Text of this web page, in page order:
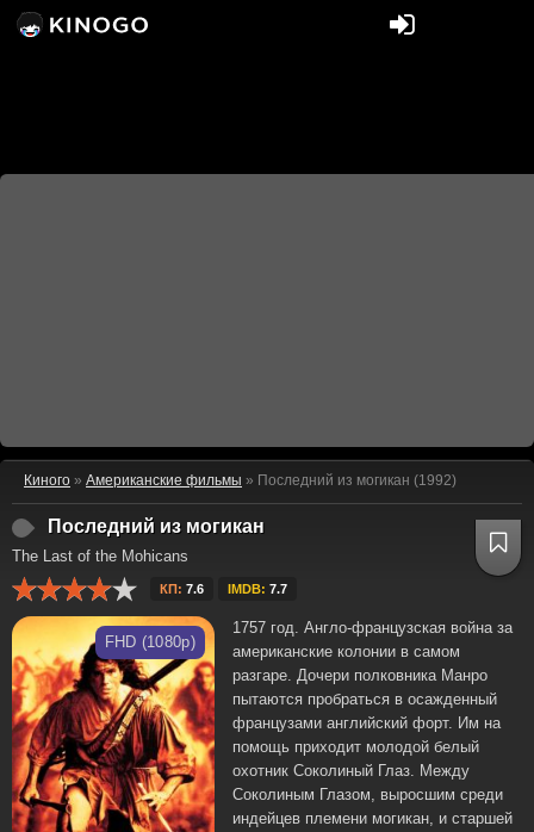
Киного » Американские фильмы » Последний из могикан (1992)
Последний из могикан
The Last of the Mohicans
КП: 7.6 IMDB: 7.7
FHD (1080p)
1757 год. Англо-французская война за
американские колонии в самом
разгаре. Дочери полковника Манро
пытаются пробраться в осажденный
французами английский форт. Им на
помощь приходит молодой белый
охотник Соколиный Глаз. Между
Соколиным Глазом, выросшим среди
индейцев племени могикан, и старшей